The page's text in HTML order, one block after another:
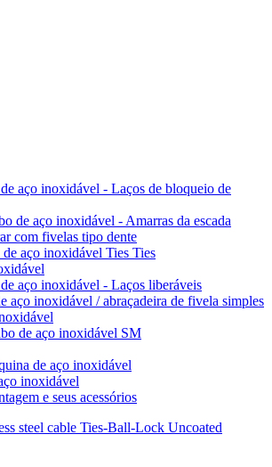
aço inoxidável - Laços de bloqueio de
de aço inoxidável - Amarras da escada
com fivelas tipo dente
aço inoxidável Ties Ties
aço inoxidável - Laços liberáveis
aço inoxidável / abraçadeira de fivela simples
de aço inoxidável SM
de aço inoxidável
inoxidável
e seus acessórios